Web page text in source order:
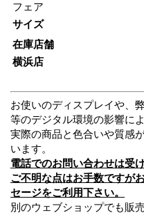
フェア
サイズ
在庫店舗
横浜店
お使いのディスプレイや、
等のデジタル環境の影響によ
実際の商品と色合いや質感
います。
電話でのお問い合わせは受
ご不明な点はお手数ですが
セージをご利用下さい。
別のウェブショップでも販